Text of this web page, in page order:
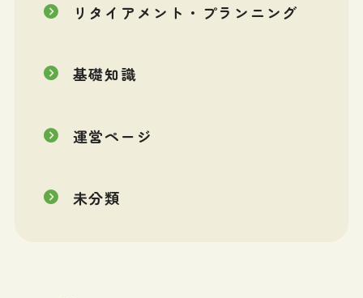
リタイアメント・プランニング
基礎知識
運営ページ
未分類